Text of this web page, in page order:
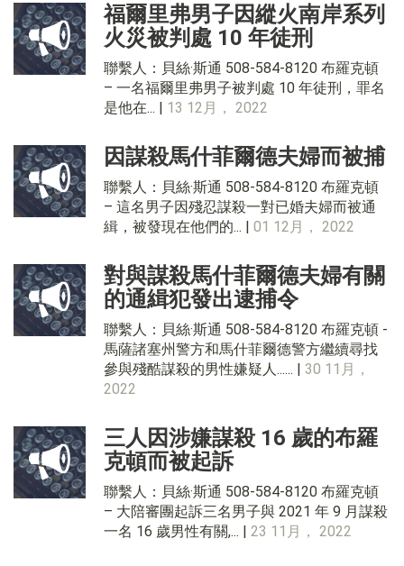
福爾里弗男子因縱火南岸系列
火災被判處 10 年徒刑
聯繫人：貝絲·斯通 508-584-8120 布羅克頓
– 一名福爾里弗男子被判處 10 年徒刑，罪名
是他在... | 13 12月， 2022
因謀殺馬什菲爾德夫婦而被捕
聯繫人：貝絲·斯通 508-584-8120 布羅克頓
– 這名男子因殘忍謀殺一對已婚夫婦而被通
緝，被發現在他們的... | 01 12月， 2022
對與謀殺馬什菲爾德夫婦有關
的通緝犯發出逮捕令
聯繫人：貝絲·斯通 508-584-8120 布羅克頓 -
馬薩諸塞州警方和馬什菲爾德警方繼續尋找
參與殘酷謀殺的男性嫌疑人...... | 30 11月，
2022
三人因涉嫌謀殺 16 歲的布羅
克頓而被起訴
聯繫人：貝絲·斯通 508-584-8120 布羅克頓
– 大陪審團起訴三名男子與 2021 年 9 月謀殺
一名 16 歲男性有關,... | 23 11月， 2022